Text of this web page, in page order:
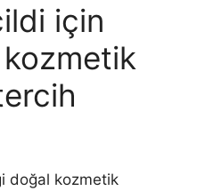
için
doğal kozmetik